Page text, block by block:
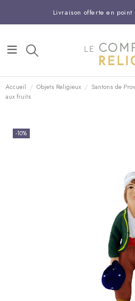
Livraison offerte en
Entreprise Française
Support client
Commandez avant 14H,
Accueil Objets Religieux Santons de
aux fruits
-10%